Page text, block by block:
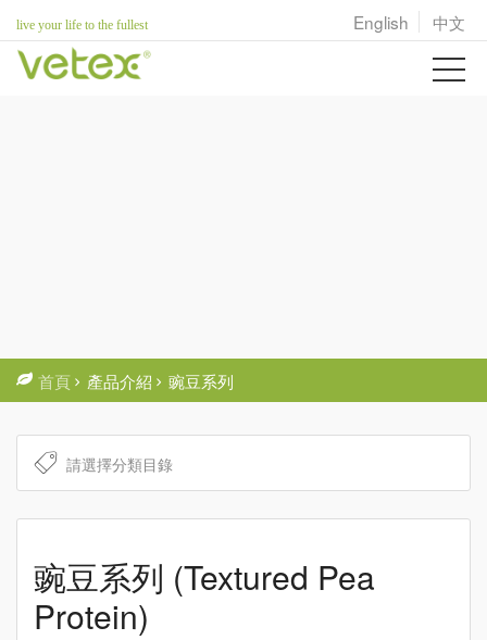
live your life to the fullest English 中文
首頁 產品介紹 豌豆系列
豌豆系列 (Textured Pea
Protein)